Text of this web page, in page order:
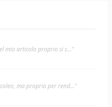
mio articolo proprio si c..."
ma proprio per rend..."